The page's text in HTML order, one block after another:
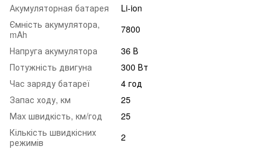
Акумуляторная батарея
Li-ion
Ємність акумулятора,
mAh
7800
Напруга акумулятора
36 В
Потужність двигуна
300 Вт
Час заряду батареї
4 год
Запас ходу, км
25
Маx швидкість, км/год
25
Кількість швидкісних
режимів
2